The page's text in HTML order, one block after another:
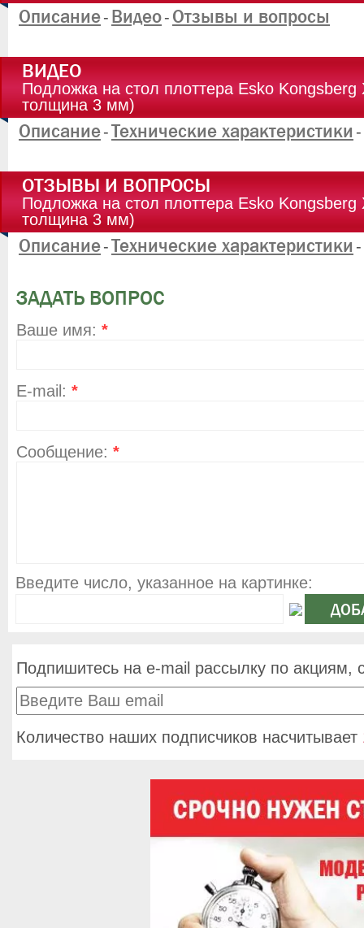
Описание- Видео- Отзывы и вопросы
ВИДЕО
Подложка на стол плоттера Esko Kongsberg
толщина 3 мм)
Описание-Технические характеристики -
ОТЗЫВЫ И ВОПРОСЫ
Подложка на стол плоттера Esko Kongsberg
толщина 3 мм)
Описание-Технические характеристики -
ЗАДАТЬ ВОПРОС
Ваше имя: *
E-mail: *
Сообщение: *
Введите число, указанное на картинке:
Подпишитесь на e-mail рассылку по акциям,
Количество наших подписчиков насчитывает